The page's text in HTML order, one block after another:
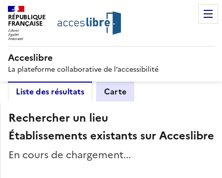
RÉPUBLIQUE
FRANÇAISE
Acceslibre
La plateforme collaborative de l’accessibilité
Liste des résultats Carte
Rechercher un lieu
Établissements existants sur Acceslibre
En cours de chargement...